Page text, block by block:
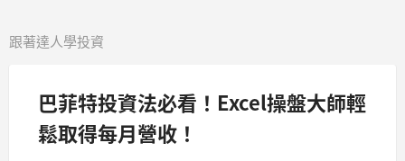
跟著達人學投資
巴菲特投資法必看！Excel操盤大師輕
鬆取得每月營收！